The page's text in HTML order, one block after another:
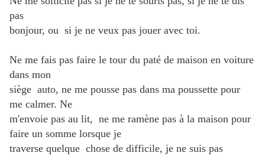
pas
bonjour, ou si je ne veux pas jouer avec toi.
Ne me fais pas faire le tour du paté de maison en voiture
dans mon
siège auto, ne me pousse pas dans ma poussette pour
me calmer. Ne
m'envoie pas au lit, ne me ramène pas à la maison pour
faire un somme lorsque je
traverse quelque chose de difficile, je ne suis pas